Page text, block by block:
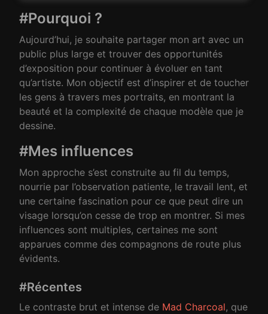
#Pourquoi ?
Aujourd’hui, je souhaite partager mon art avec un
public plus large et trouver des opportunités
d’exposition pour continuer à évoluer en tant
qu’artiste. Mon objectif est d’inspirer et de toucher
les gens à travers mes portraits, en montrant la
beauté et la complexité de chaque modèle que je
dessine.
#Mes influences
Mon approche s’est construite au fil du temps,
nourrie par l’observation patiente, le travail lent, et
une certaine fascination pour ce que peut dire un
visage lorsqu’on cesse de trop en montrer. Si mes
influences sont multiples, certaines me sont
apparues comme des compagnons de route plus
évidents.
#Récentes
Le contraste brut et intense de Mad Charcoal, que